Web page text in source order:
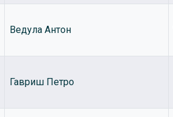
Ведула Антон
Гавриш Петро